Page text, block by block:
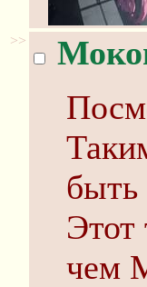
>>
быть
Этот
чем